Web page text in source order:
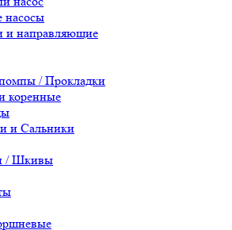
насосы
и направляющие
/ Прокладки
коренные
и Сальники
/ Шкивы